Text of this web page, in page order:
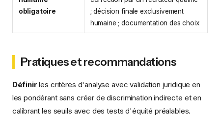
obligatoire
; décision finale exclusivement
humaine ; documentation des choix
Pratiques et recommandations
Définir les critères d'analyse avec validation juridique en
les pondérant sans créer de discrimination indirecte et en
calibrant les seuils avec des tests d'équité préalables.